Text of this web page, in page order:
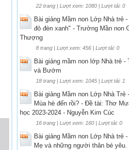
22 trang | Lượt xem: 1080 | Lượt tải: 0
Bài giảng Mầm non Lớp Nhà trẻ
đỏ đèn xanh" - Trường Mần non
Thượng
8 trang | Lượt xem: 456 | Lượt tải: 0
Bài giảng mầm non lớp Nhà trẻ -
và Bướm
18 trang | Lượt xem: 1045 | Lượt tải: 1
Bài giảng Mầm non Lớp Nhà Trẻ
Mùa hè đến rồi? - Đề tài: Thơ
học 2023-2024 - Nguyễn Kim Cúc
16 trang | Lượt xem: 160 | Lượt tải: 0
Bài giảng Mầm non Lớp Nhà trẻ -
Mẹ và những người thân bé